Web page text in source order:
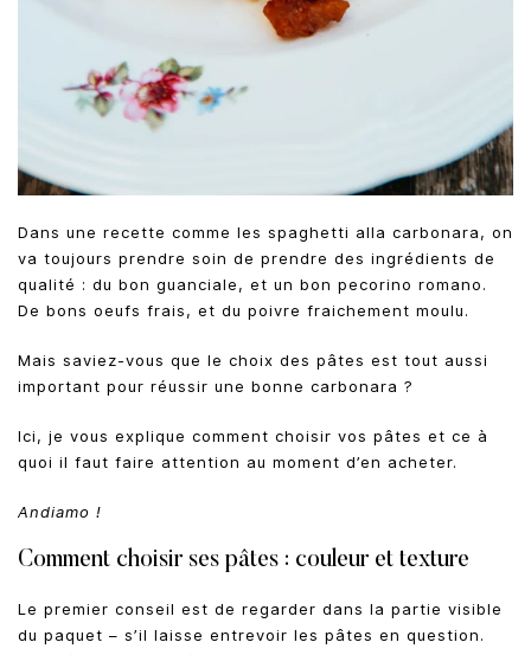
Dans une recette comme les spaghetti alla carbonara, on
va toujours prendre soin de prendre des ingrédients de
qualité : du bon guanciale, et un bon pecorino romano.
De bons oeufs frais, et du poivre fraichement moulu.
Mais saviez-vous que le choix des pâtes est tout aussi
important pour réussir une bonne carbonara ?
Ici, je vous explique comment choisir vos pâtes et ce à
quoi il faut faire attention au moment d’en acheter.
Andiamo !
Comment choisir ses pâtes : couleur et texture
Le premier conseil est de regarder dans la partie visible
du paquet – s’il laisse entrevoir les pâtes en question.